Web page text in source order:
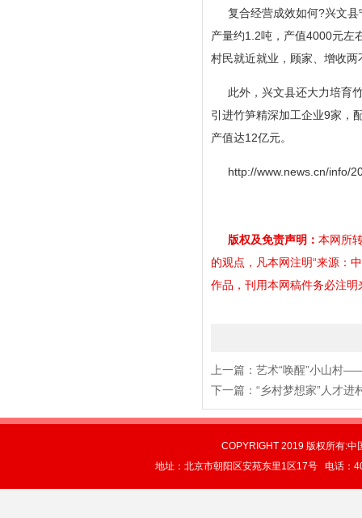
复合经营成效如何?兴文
产量约1.2吨，产值4000元左
村民就近就业，顾家、增收两
此外，兴文县还大力培育
引进竹笋精深加工企业9家，
产值达12亿元。
http://www.news.cn/info/
版权及免责声明： 本网所
的观点，凡本网注明“来源：
作品，刊用本网稿件务必注
上一篇： 艺术“唤醒”小山村
下一篇： “乡村梦想家”人才进
COPYRIGHT 2019 版权所有:
地址：北京市朝阳区安苑东里1区17号 电话